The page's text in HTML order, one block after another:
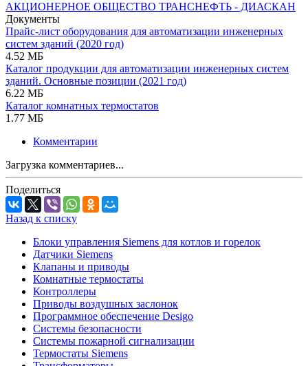
АКЦИОНЕРНОЕ ОБЩЕСТВО ТРАНСНЕФТЬ - ДИАСКАН
Документы
Прайс-лист оборудования для автоматизации инженерных
систем зданий (2020 год)
4.52 МБ
Каталог продукции для автоматизации инженерных систем
зданий. Основные позиции (2021 год)
6.22 МБ
Каталог комнатных термостатов
1.77 МБ
Комментарии
Загрузка комментариев...
Поделиться
Назад к списку
Блоки управления Siemens для котлов и горелок
Датчики Siemens
Клапаны и приводы
Комнатные термостаты
Контроллеры
Приводы воздушных заслонок
Программное обеспечение Desigo
Системы безопасности
Системы пожарной сигнализации
Термостаты Siemens